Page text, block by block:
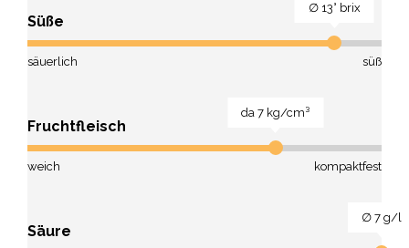
Süße
∅ 13° brix
säuerlich süß
Fruchtfleisch
da 7 kg/cm³
weich kompaktfest
Säure
∅ 7 g/l